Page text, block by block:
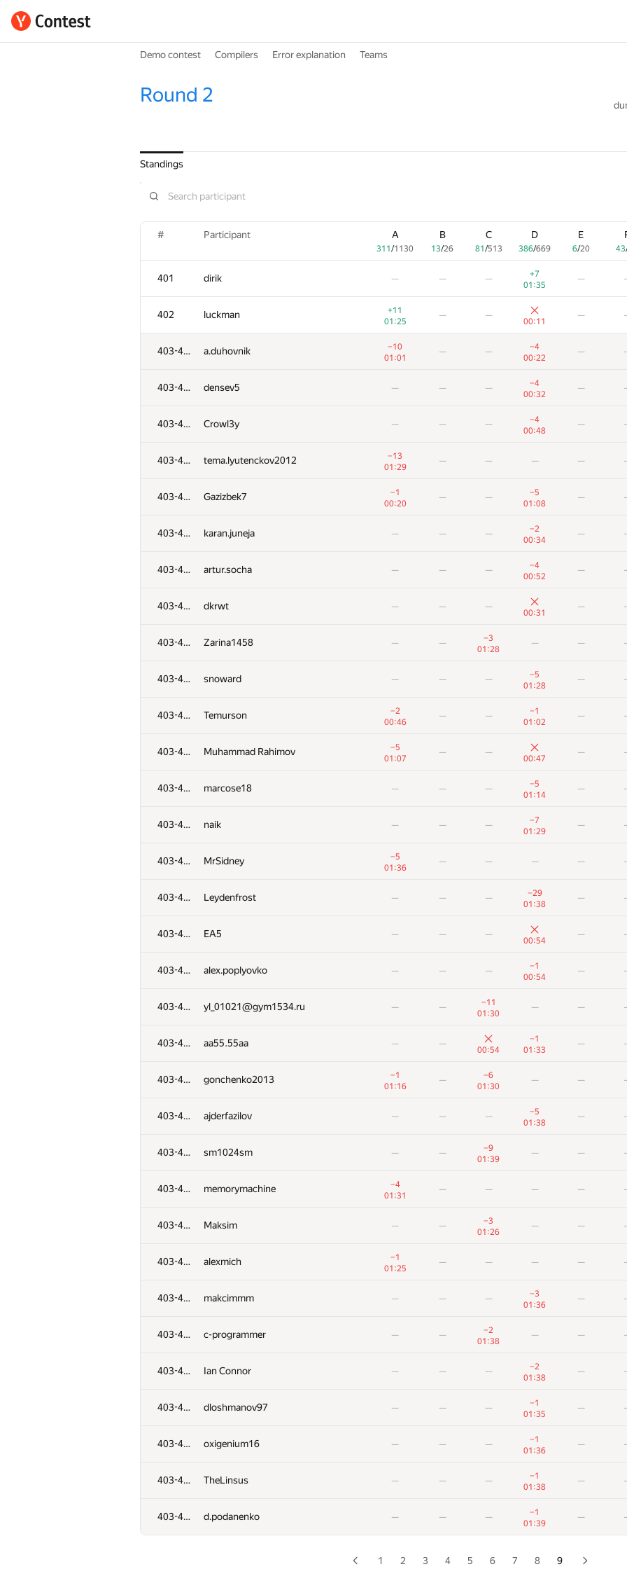
Demo contest Compilers Error explanation Teams
Round 2
Standings
# Participant A
311/1130
B
13/26
C
81/513
D
386/669
E
6/20 43
401 dirik — — —
+7
01:35
—
402 luckman
+11
01:25
— —
00:11
—
403-435 a.duhovnik
−10
01:01
— —
−4
00:22
—
403-435 densev5 — — —
−4
00:32
—
403-435 Crowl3y — — —
−4
00:48
—
403-435 tema.lyutenckov2012
−13
01:29
— — — —
403-435 Gazizbek7
−1
00:20
— —
−5
01:08
—
403-435 karan.juneja — — —
−2
00:34
—
403-435 artur.socha — — —
−4
00:52
—
403-435 dkrwt — — —
00:31
—
403-435 Zarina1458 — —
−3
01:28
— —
403-435 snoward — — —
−5
01:28
—
403-435 Temurson
−2
00:46
— —
−1
01:02
—
403-435 Muhammad Rahimov
−5
01:07
— —
00:47
—
403-435 marcose18 — — —
−5
01:14
—
403-435 naik — — —
−7
01:29
—
403-435 MrSidney
−5
01:36
— — — —
403-435 Leydenfrost — — —
−29
01:38
—
403-435 EA5 — — —
00:54
—
403-435 alex.poplyovko — — —
−1
00:54
—
403-435 yl_01021@gym1534.ru — —
−11
01:30
— —
403-435 aa55.55aa — —
00:54
−1
01:33
—
403-435 gonchenko2013
−1
01:16
—
−6
01:30
— —
403-435 ajderfazilov — — —
−5
01:38
—
403-435 sm1024sm — —
−9
01:39
— —
403-435 memorymachine
−4
01:31
— — — —
403-435 Maksim — —
−3
01:26
— —
403-435 alexmich
−1
01:25
— — — —
403-435 makcimmm — — —
−3
01:36
—
403-435 c-programmer — —
−2
01:38
— —
403-435 Ian Connor — — —
−2
01:38
—
403-435 dloshmanov97 — — —
−1
01:35
—
403-435 oxigenium16 — — —
−1
01:36
—
403-435 TheLinsus — — —
−1
01:38
—
403-435 d.podanenko — — —
−1
01:39
—
/1130 13/26 /513 386 669 /20 43
401 dirik —
01:35
402 luckman
01:25
—
00:11
a.duhovnik
−10
01:01
—
00:22
densev5
−4
00:32
Crowl3y —
00:48
tema.lyutenckov2012
−13
01:29
Gazizbek7
00:20
—
01:08
karan.juneja —
00:34
artur.socha
−4
00:52
—
00:31
Zarina1458
01:28
—
snoward
−5
01:28
Temurson
00:46
−1
01:02
Muhammad Rahimov
01:07
00:47
marcose18
−5
01:14
1
2 3 4 5 6 7 8 9